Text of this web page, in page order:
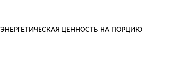
ЭНЕРГЕТИЧЕСКАЯ ЦЕННОСТЬ НА ПОРЦИЮ